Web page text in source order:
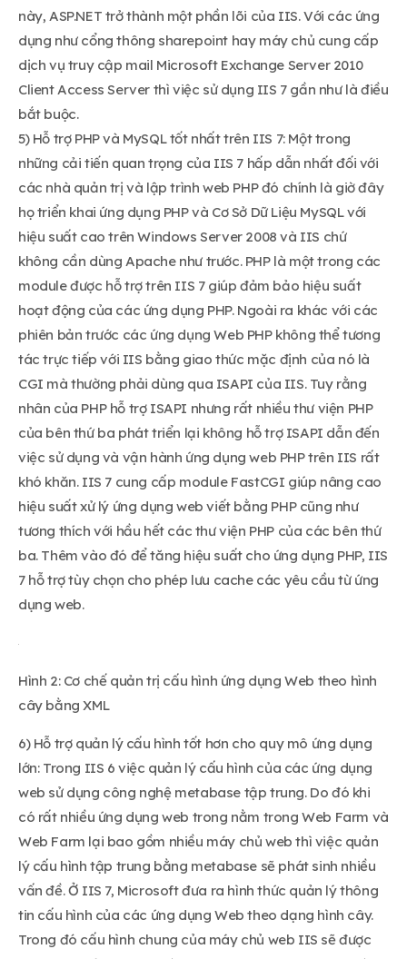
này, ASP.NET trở thành một phần lõi của IIS. Với các ứng
dụng như cổng thông sharepoint hay máy chủ cung cấp
dịch vụ truy cập mail Microsoft Exchange Server 2010
Client Access Server thì việc sử dụng IIS 7 gần như là điều
bắt buộc.
5) Hỗ trợ PHP và MySQL tốt nhất trên IIS 7: Một trong
những cải tiến quan trọng của IIS 7 hấp dẫn nhất đối với
các nhà quản trị và lập trình web PHP đó chính là giờ đây
họ triển khai ứng dụng PHP và Cơ Sở Dữ Liệu MySQL với
hiệu suất cao trên Windows Server 2008 và IIS chứ
không cần dùng Apache như trước. PHP là một trong các
module được hỗ trợ trên IIS 7 giúp đảm bảo hiệu suất
hoạt động của các ứng dụng PHP. Ngoài ra khác với các
phiên bản trước các ứng dụng Web PHP không thể tương
tác trực tiếp với IIS bằng giao thức mặc định của nó là
CGI mà thường phải dùng qua ISAPI của IIS. Tuy rằng
nhân của PHP hỗ trợ ISAPI nhưng rất nhiều thư viện PHP
của bên thứ ba phát triển lại không hỗ trợ ISAPI dẫn đến
việc sử dụng và vận hành ứng dụng web PHP trên IIS rất
khó khăn. IIS 7 cung cấp module FastCGI giúp nâng cao
hiệu suất xử lý ứng dụng web viết bằng PHP cũng như
tương thích với hầu hết các thư viện PHP của các bên thứ
ba. Thêm vào đó để tăng hiệu suất cho ứng dụng PHP, IIS
7 hỗ trợ tùy chọn cho phép lưu cache các yêu cầu từ ứng
dụng web.
Hình 2: Cơ chế quản trị cấu hình ứng dụng Web theo hình
cây bằng XML
6) Hỗ trợ quản lý cấu hình tốt hơn cho quy mô ứng dụng
lớn: Trong IIS 6 việc quản lý cấu hình của các ứng dụng
web sử dụng công nghệ metabase tập trung. Do đó khi
có rất nhiều ứng dụng web trong nằm trong Web Farm và
Web Farm lại bao gồm nhiều máy chủ web thì việc quản
lý cấu hình tập trung bằng metabase sẽ phát sinh nhiều
vấn đề. Ở IIS 7, Microsoft đưa ra hình thức quản lý thông
tin cấu hình của các ứng dụng Web theo dạng hình cây.
Trong đó cấu hình chung của máy chủ web IIS sẽ được